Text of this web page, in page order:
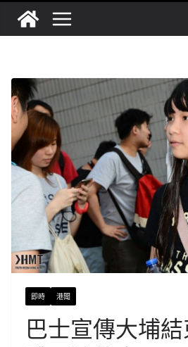
即時 港聞
巴士宣傳大埔